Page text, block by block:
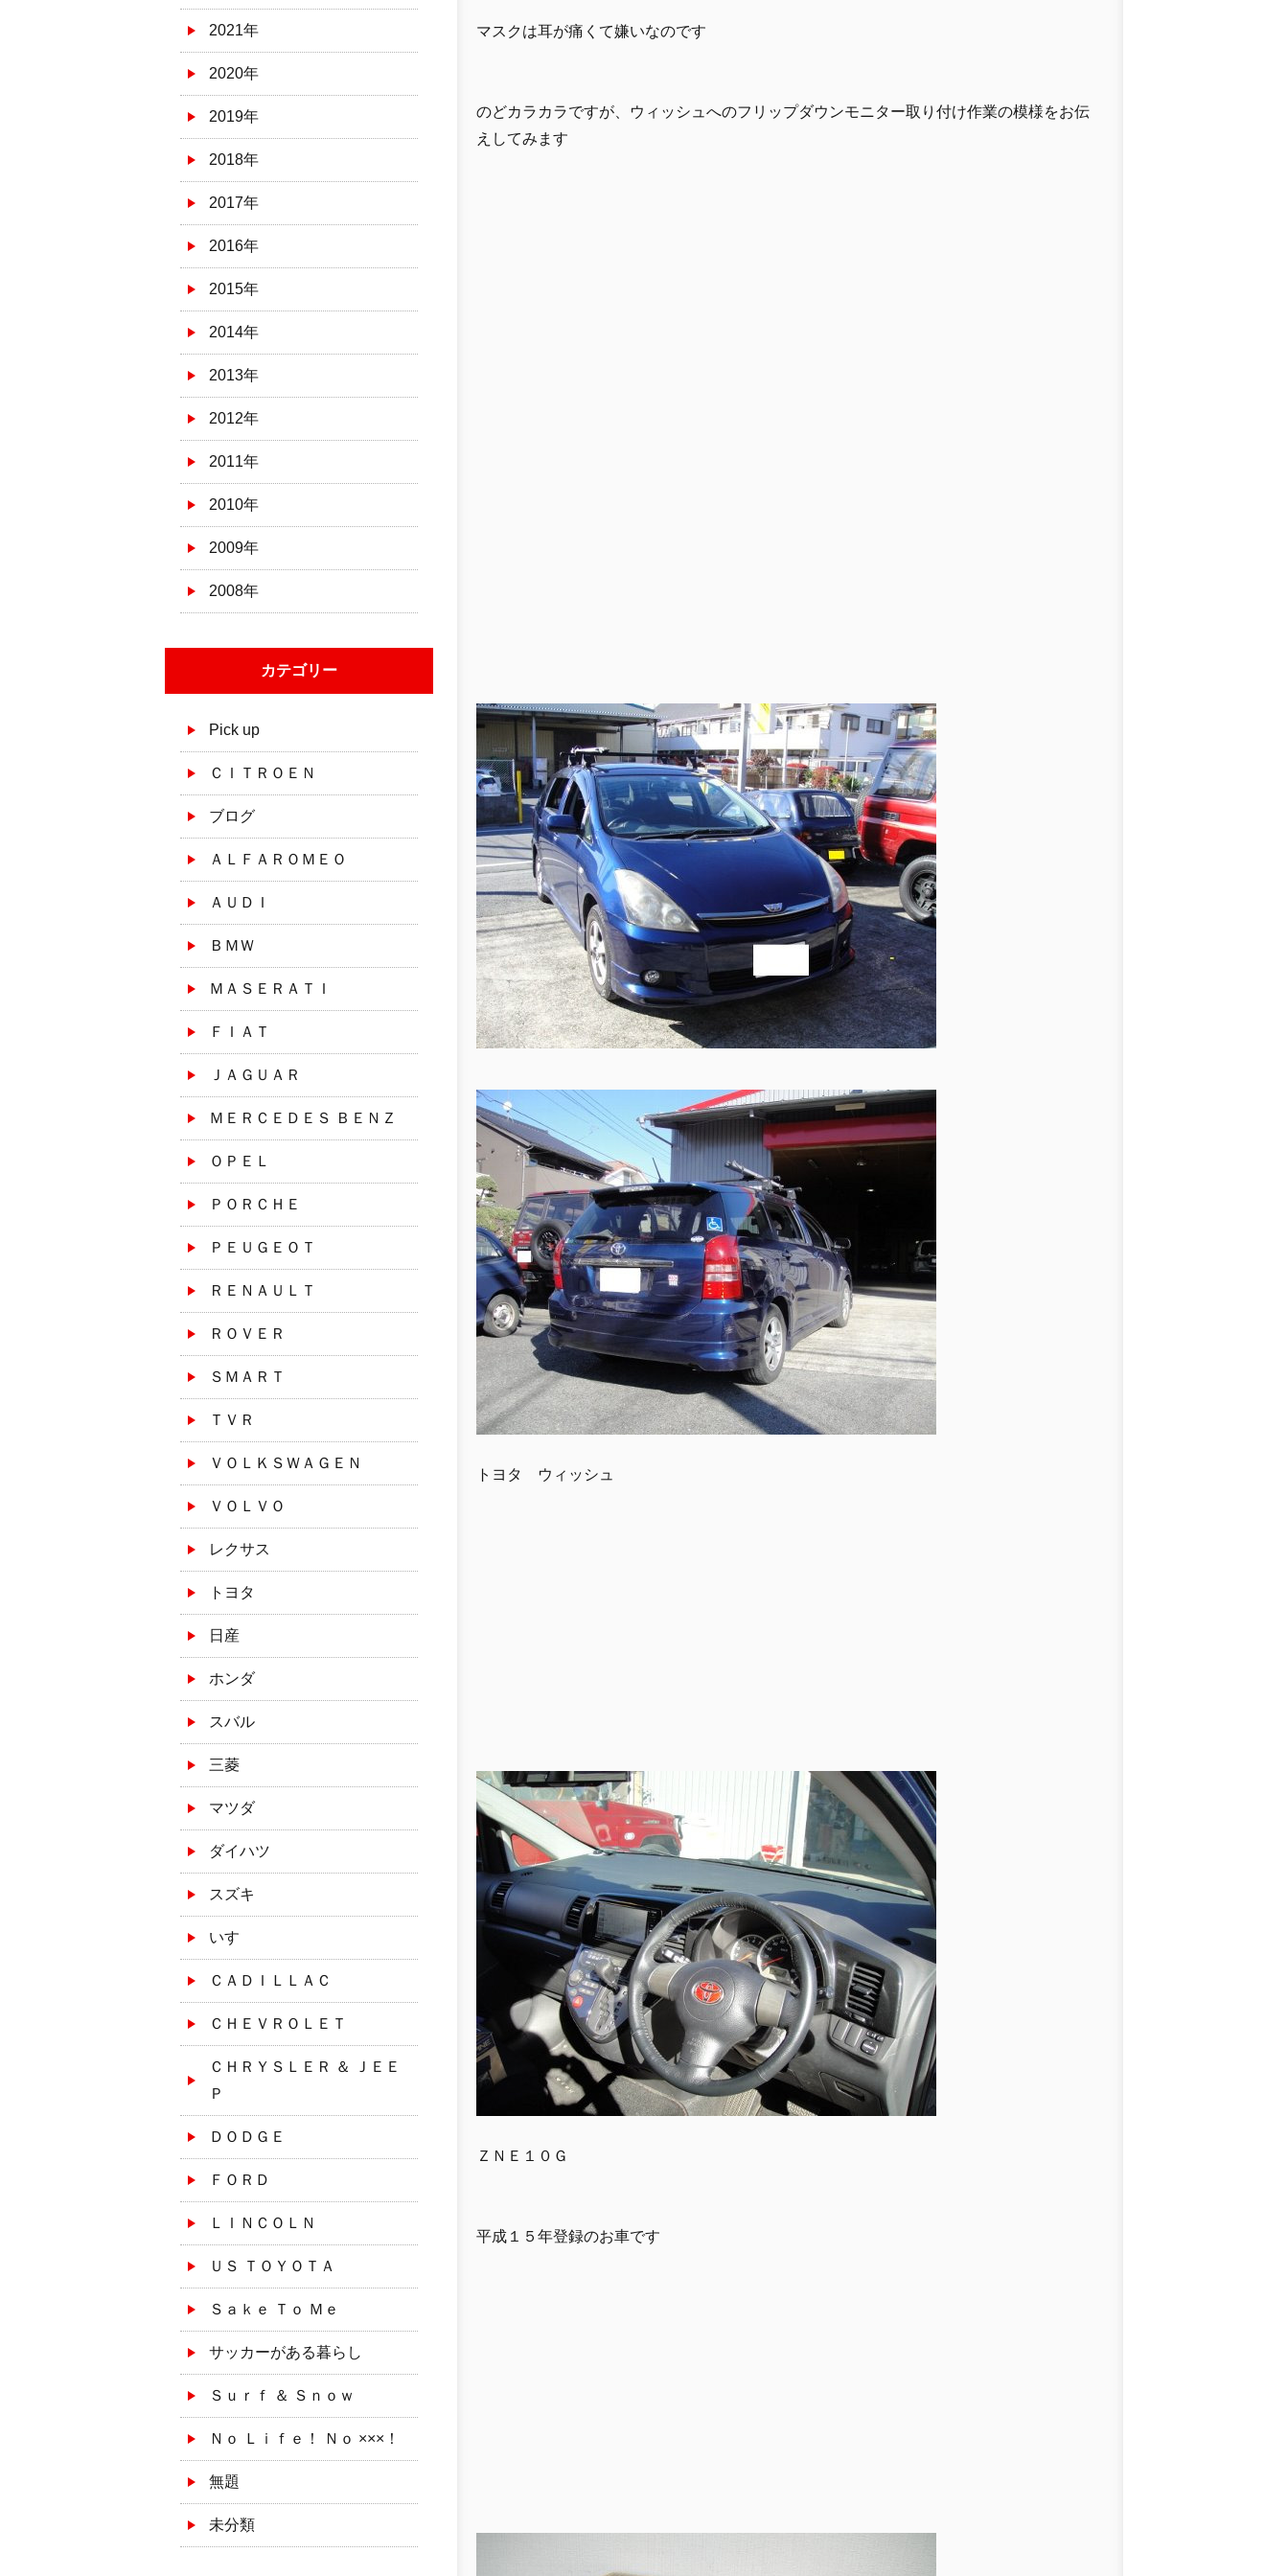
2021年
2020年
2019年
2018年
2017年
2016年
2015年
2014年
2013年
2012年
2011年
2010年
2009年
2008年
カテゴリー
Pick up
ＣＩＴＲＯＥＮ
ブログ
ＡＬＦＡＲＯＭＥＯ
ＡＵＤＩ
ＢＭＷ
ＭＡＳＥＲＡＴＩ
ＦＩＡＴ
ＪＡＧＵＡＲ
ＭＥＲＣＥＤＥＳ ＢＥＮＺ
ＯＰＥＬ
ＰＯＲＣＨＥ
ＰＥＵＧＥＯＴ
ＲＥＮＡＵＬＴ
ＲＯＶＥＲ
ＳＭＡＲＴ
ＴＶＲ
ＶＯＬＫＳＷＡＧＥＮ
ＶＯＬＶＯ
レクサス
トヨタ
日産
ホンダ
スバル
三菱
マツダ
ダイハツ
スズキ
いすゞ
ＣＡＤＩＬＬＡＣ
ＣＨＥＶＲＯＬＥＴ
ＣＨＲＹＳＬＥＲ ＆ ＪＥＥ
Ｐ
ＤＯＤＧＥ
ＦＯＲＤ
ＬＩＮＣＯＬＮ
ＵＳ ＴＯＹＯＴＡ
Ｓａｋｅ Ｔｏ Ｍｅ
サッカーがある暮らし
Ｓｕｒｆ ＆ Ｓｎｏｗ
Ｎｏ Ｌｉｆｅ！ Ｎｏ ×××！
無題
未分類
マスクは耳が痛くて嫌いなのです
のどカラカラですが、ウィッシュへのフリップダウンモニター取り付け作業の模様をお伝
えしてみます
トヨタ ウィッシュ
ＺＮＥ１０Ｇ
平成１５年登録のお車です